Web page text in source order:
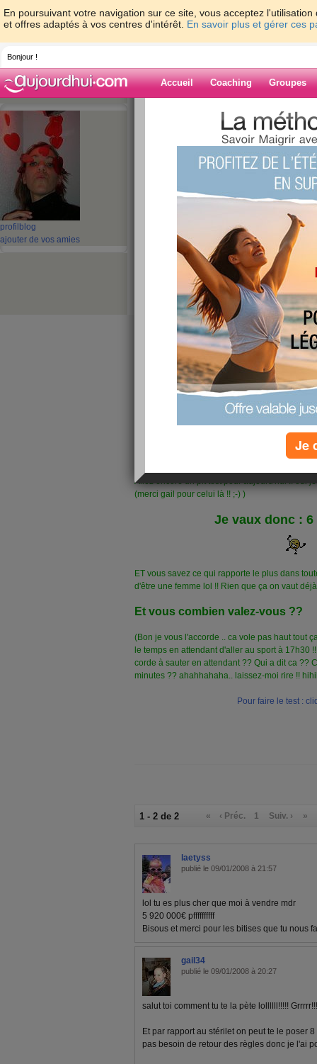
En poursuivant votre navigation sur ce site, vous acceptez
et offres adaptés à vos centres d'intérêt. En savoir plus et gérer ces
Bonjour !
Accueil Coaching Groupes
profil blog
ajouter de vos amies
> > Combien je
Blog de cilie
Combien je vaux
Allez encore un pit test pour aujourd'hui .. oui
(merci gail pour celui là !! ;-) )
Je vaux donc : 6
ET vous savez ce qui rapporte le plus dans
d'être une femme lol !! Rien que ça on vaut
Et vous combien valez-vous ??
(Bon je vous l'accorde .. ca vole pas haut tout
le temps en attendant d'aller au sport à 17h30
corde à sauter en attendant ?? Qui a dit ca ??
minutes ?? ahahhahaha.. laissez-moi rire !!
Pour faire le test :
1 - 2 de 2 « ‹ Préc. 1 Suiv. › »
laetyss
publié le 09/01/2008 à 21:57
lol tu es plus cher que moi à vendre mdr
5 920 000€ pffffffffff
Bisous et merci pour les bitises que tu nous
gail34
publié le 09/01/2008 à 20:27
salut toi comment tu te la pète lollllll!!!!!
Et par rapport au stérilet on peut te le poser
pas besoin de retour des règles donc je l'ai
Je